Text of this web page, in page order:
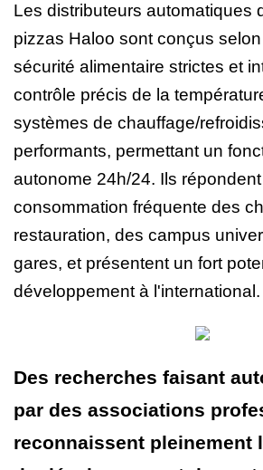
Les distributeurs automatiques
pizzas Haloo sont conçus
sécurité alimentaire strictes et
contrôle précis de la
systèmes de chauffage/
performants, permettant un
autonome 24h/24. Ils
consommation fréquente des
restauration, des campus
gares, et présentent un fort
développement à l'international.
Des recherches faisant
par des associations
reconnaissent pleinement